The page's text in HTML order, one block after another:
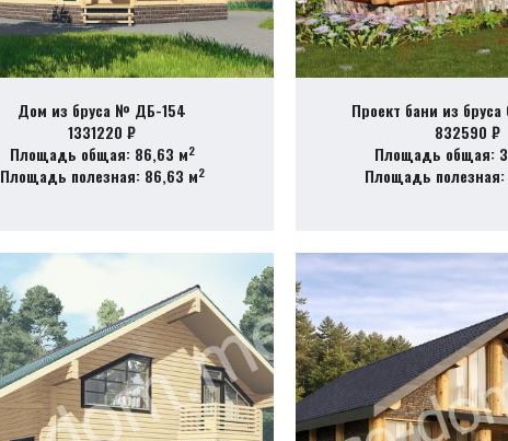
Дом из бруса № ДБ-154
1331220 ₽
Площадь общая: 86,63 м2
Площадь полезная: 86,63 м2
Проект бани из
832590 ₽
Площадь общая:
Площадь